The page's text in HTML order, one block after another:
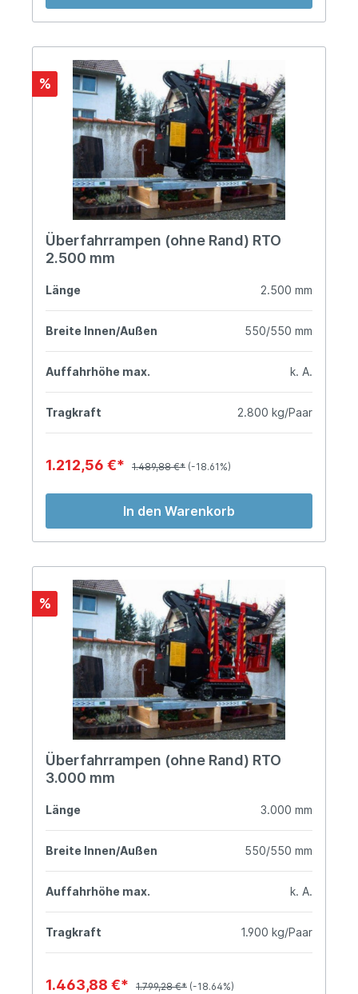
%
Überfahrrampen (ohne Rand) RTO
2.500 mm
Länge 2.500 mm
Breite Innen/Außen 550/550 mm
Auffahrhöhe max. k. A.
Tragkraft 2.800 kg/Paar
1.212,56 €* 1.489,88 €* (-18.61%)
In den Warenkorb
%
Überfahrrampen (ohne Rand) RTO
3.000 mm
Länge 3.000 mm
Breite Innen/Außen 550/550 mm
Auffahrhöhe max. k. A.
Tragkraft 1.900 kg/Paar
1.463,88 €* 1.799,28 €* (-18.64%)